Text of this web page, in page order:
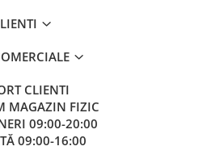
CLIENTI
MAGAZIN FIZIC
09:00-20:00
09:00-16:00